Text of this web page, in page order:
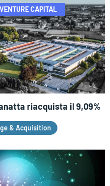
CAPITAL
riacquista il 9,09%
& Acquisition